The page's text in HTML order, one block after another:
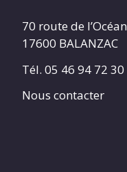
70 route de l’Océan
17600 BALANZAC
Tél. 05 46 94 72 30
Nous contacter